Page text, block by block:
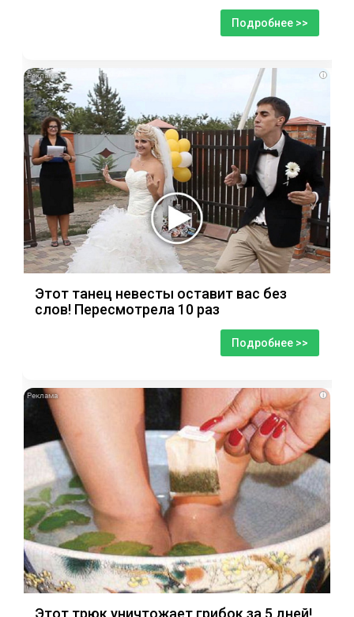
Подробнее >>
i
Этот танец невесты оставит вас без
слов! Пересмотрела 10 раз
Подробнее >>
i
Этот трюк уничтожает грибок за 5 дней!